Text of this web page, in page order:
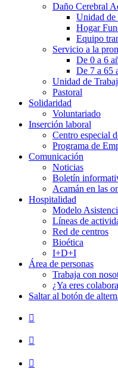
Daño Cerebral
Unidad
Hogar
Equipo
Servicio a la
De 0 a 6
De 7 a 65
Unidad de
Pastoral
Solidaridad
Voluntariado
Inserción laboral
Centro especial
Programa de
Comunicación
Noticias
Boletín
Acamán en las
Hospitalidad
Modelo
Líneas de
Red de centros
Bioética
I+D+I
Área de personas
Trabaja con
¿Ya eres
Saltar al botón de